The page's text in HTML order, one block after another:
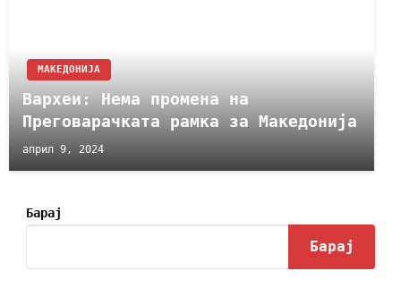
МАКЕДОНИЈА
Вархеи: Нема промена на
Преговарачката рамка за Македонија
април 9, 2024
Барај
Барај